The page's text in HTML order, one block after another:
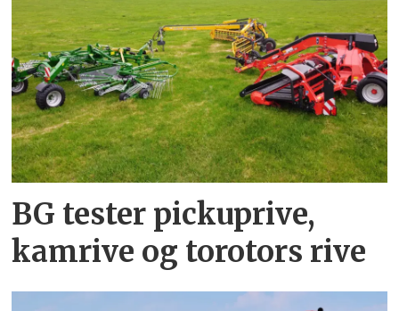
BG tester pickuprive,
kamrive og torotors rive